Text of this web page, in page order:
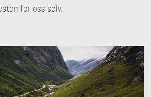
for oss selv.